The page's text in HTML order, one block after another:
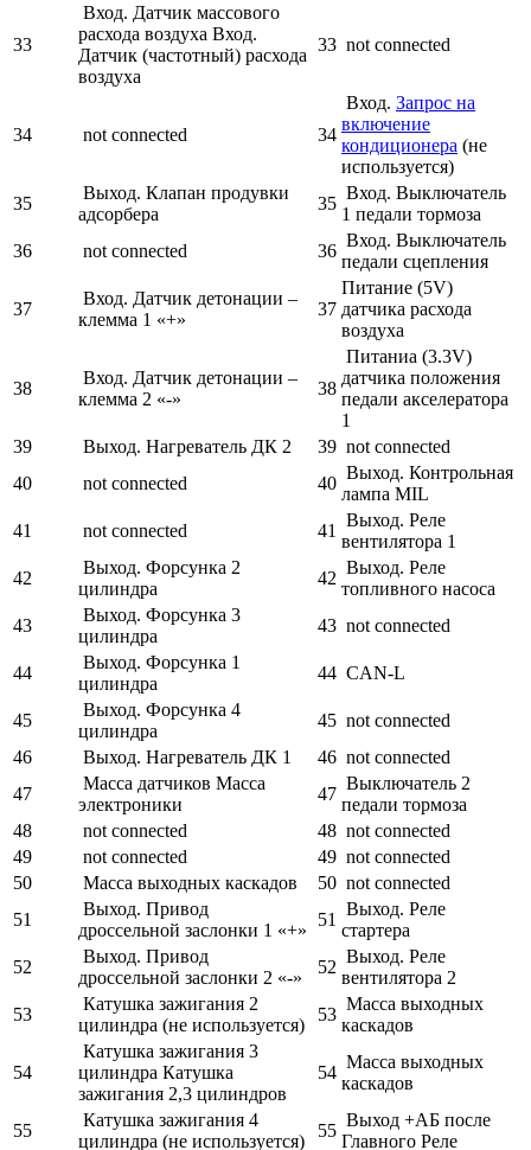
33
Вход. Датчик массового
расхода воздуха Вход.
Датчик (частотный) расхода
воздуха
33 not connected
34 not connected 34
Вход. Запрос на
включение
кондиционера (не
используется)
35
Выход. Клапан продувки
адсорбера
35
Вход. Выключатель
1 педали тормоза
36
not connected 36
Вход. Выключатель
педали сцепления
37
Вход. Датчик детонации –
клемма 1 «+»
37
Питание (5V)
датчика расхода
воздуха
38
Вход. Датчик детонации –
клемма 2 «-»
38
Питаниа (3.3V)
датчика положения
педали акселератора
1
39
Выход. Нагреватель ДК 2 39 not connected
40
not connected 40
Выход. Контрольная
лампа MIL
41
not connected 41
Выход. Реле
вентилятора 1
42
Выход. Форсунка 2
цилиндра
42
Выход. Реле
топливного насоса
43
Выход. Форсунка 3
цилиндра
43 not connected
44
Выход. Форсунка 1
цилиндра
44 CAN‑L
45
Выход. Форсунка 4
цилиндра
45 not connected
46
Выход. Нагреватель ДК 1 46 not connected
47
Масса датчиков Масса
электроники
47
Выключатель 2
педали тормоза
48
not connected 48 not connected
49
not connected 49 not connected
50
Масса выходных каскадов 50 not connected
51
Выход. Привод
дроссельной заслонки 1 «+»
51
Выход. Реле
стартера
52
Выход. Привод
дроссельной заслонки 2 «-»
52
Выход. Реле
вентилятора 2
53
Катушка зажигания 2
цилиндра (не используется)
53
Масса выходных
каскадов
54
Катушка зажигания 3
цилиндра Катушка
зажигания 2,3 цилиндров
54
Масса выходных
каскадов
55
Катушка зажигания 4
цилиндра (не используется)
55
Выход +АБ после
Главного Реле